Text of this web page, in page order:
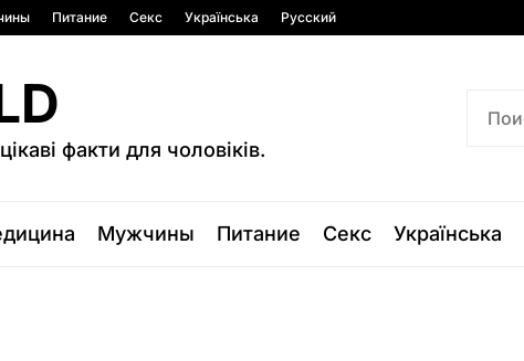
Питание Секс Українська Русский
факти для чоловіків.
Мужчины Питание Секс Українська